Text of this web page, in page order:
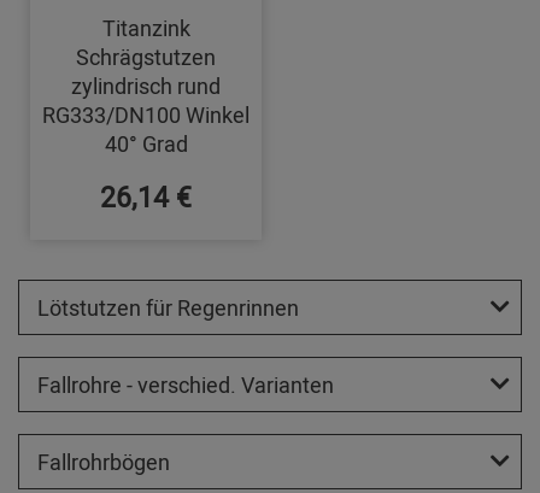
Titanzink
Schrägstutzen
zylindrisch rund
RG333/DN100 Winkel
40° Grad
26,14 €
Lötstutzen für Regenrinnen
Fallrohre - verschied. Varianten
Fallrohrbögen